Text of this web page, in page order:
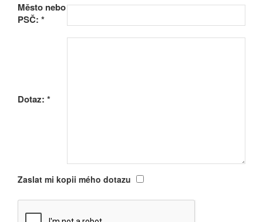
Město nebo
PSČ: *
Dotaz: *
Zaslat mi kopii mého dotazu